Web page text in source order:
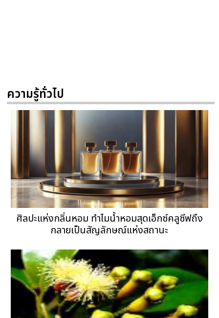
ความรู้ทั่วไป
ศิลปะแห่งกลิ่นหอม ทำไมน้ำหอมสุดเอ็กซ์คลูซีฟถึง
กลายเป็นสัญลักษณ์แห่งสถานะ